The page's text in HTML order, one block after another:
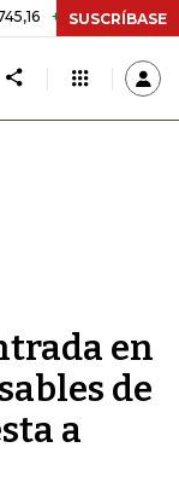
+0,58%
SUSCRÍBASE
en
de
a